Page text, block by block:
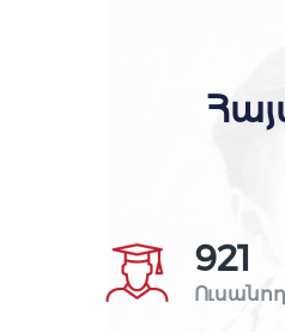
926
Ուսանող